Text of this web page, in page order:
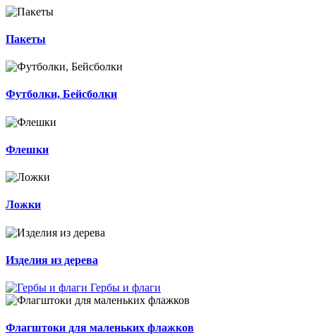
Пакеты
Футболки, Бейсболки
Флешки
Ложки
Изделия из дерева
Гербы и флаги
Флагштоки для маленьких флажков